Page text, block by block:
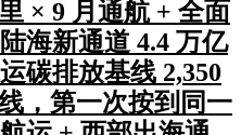
× 9 月通航 + 全面
海新通道 4.4 万亿
碳排放基线 2,350
，第一次按到同一